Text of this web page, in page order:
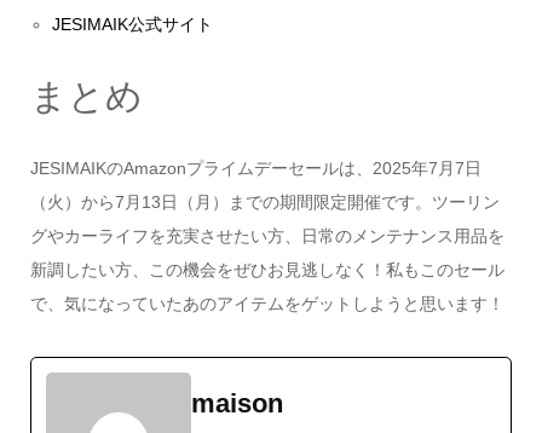
JESIMAIK公式サイト
まとめ
JESIMAIKのAmazonプライムデーセールは、2025年7月7日
（火）から7月13日（月）までの期間限定開催です。ツーリン
グやカーライフを充実させたい方、日常のメンテナンス用品を
新調したい方、この機会をぜひお見逃しなく！私もこのセール
で、気になっていたあのアイテムをゲットしようと思います！
maison